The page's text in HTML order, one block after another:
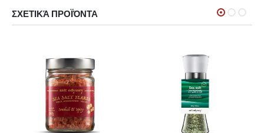
ΣΧΕΤΙΚΆ ΠΡΟΪΌΝΤΑ